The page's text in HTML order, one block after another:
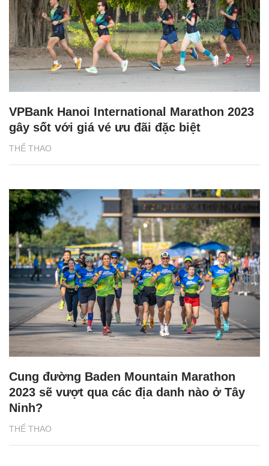
THỂ THAO
VPBank Hanoi International Marathon 2023
gây sốt với giá vé ưu đãi đặc biệt
THỂ THAO
Cung đường Baden Mountain Marathon
2023 sẽ vượt qua các địa danh nào ở Tây
Ninh?